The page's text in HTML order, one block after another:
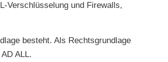
Verschlüsselung und Firewalls,
besteht. Als Rechtsgrundlage
ALL.